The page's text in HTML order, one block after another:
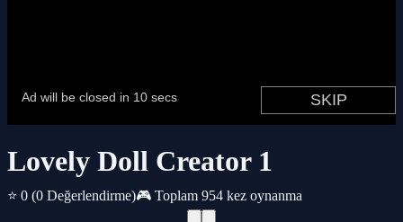
Lovely Doll Creator 1
⭐ 0 (0 Değerlendirme)🎮 Toplam 954 kez oynanma